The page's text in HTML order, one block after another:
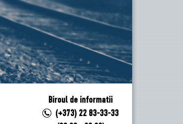
Biroul de informatii
(+373) 22 83-33-33